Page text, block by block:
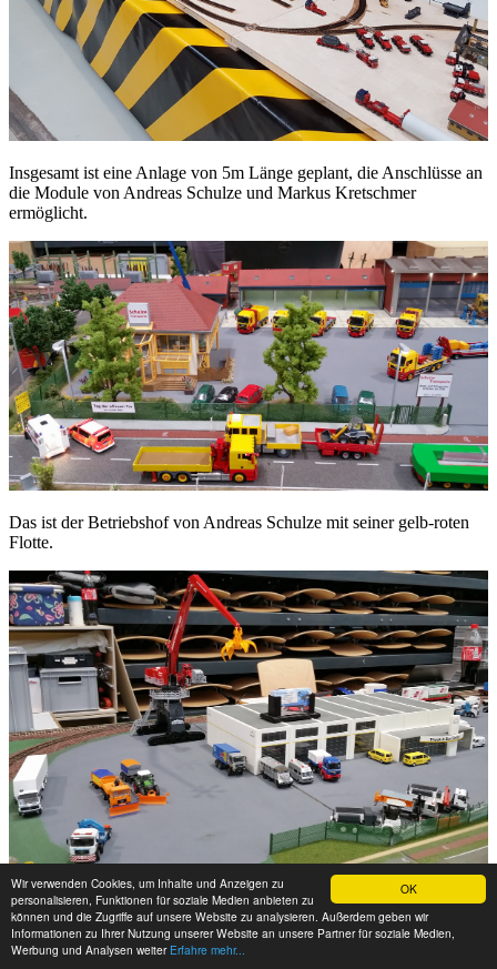
OK
Wir verwenden Cookies, um Inhalte und Anzeigen zu
personalisieren, Funktionen für soziale Medien anbieten zu
können und die Zugriffe auf unsere Website zu analysieren. Außerdem geben wir
Informationen zu Ihrer Nutzung unserer Website an unsere Partner für soziale Medien,
Werbung und Analysen weiter Erfahre mehr...
Insgesamt ist eine Anlage von 5m Länge geplant, die Anschlüsse an
die Module von Andreas Schulze und Markus Kretschmer
ermöglicht.
Das ist der Betriebshof von Andreas Schulze mit seiner gelb-roten
Flotte.